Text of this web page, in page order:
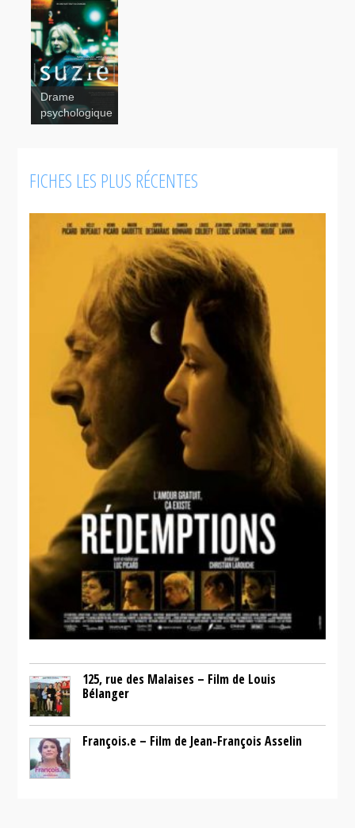
Suzie
Drame
psychologique
FICHES LES PLUS RÉCENTES
125, rue des Malaises – Film de Louis
Bélanger
François.e – Film de Jean-François Asselin